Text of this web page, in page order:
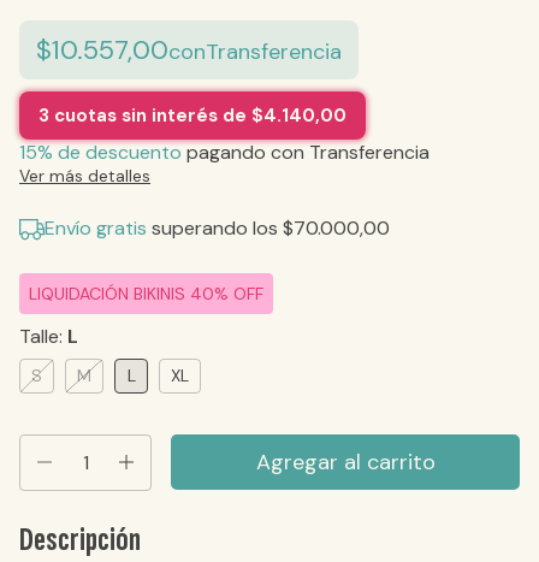
$10.557,00conTransferencia
3 cuotas sin interés de $4.140,00
15% de descuento pagando con Transferencia
Ver más detalles
Envío gratis superando los$70.000,00
LIQUIDACIÓN BIKINIS 40% OFF
Talle: L
S M L XL
Descripción